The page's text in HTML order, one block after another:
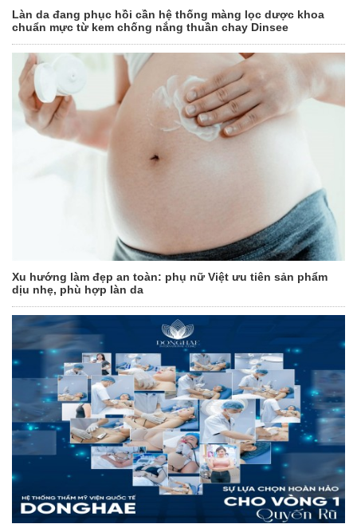
Làn da đang phục hồi cần hệ thống màng lọc dược khoa
chuẩn mực từ kem chống nắng thuần chay Dinsee
Xu hướng làm đẹp an toàn: phụ nữ Việt ưu tiên sản phẩm
dịu nhẹ, phù hợp làn da